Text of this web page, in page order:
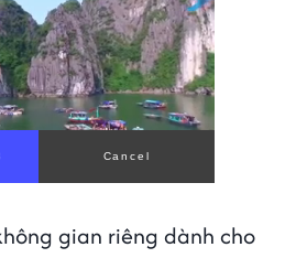
gian riêng dành cho